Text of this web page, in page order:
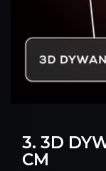
3. 3D
CM